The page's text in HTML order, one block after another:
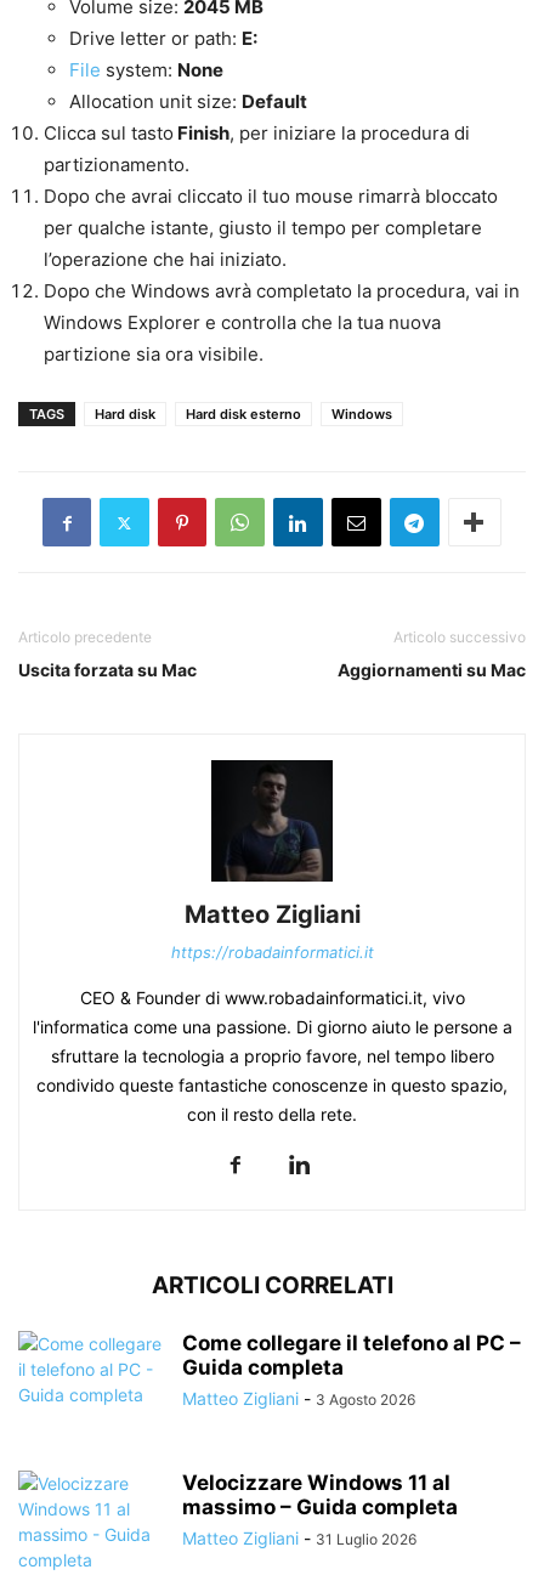
Volume size: 2045 MB
Drive letter or path: E:
File system: None
Allocation unit size: Default
Clicca sul tasto Finish, per iniziare la procedura di
partizionamento.
Dopo che avrai cliccato il tuo mouse rimarrà bloccato
per qualche istante, giusto il tempo per completare
l’operazione che hai iniziato.
Dopo che Windows avrà completato la procedura, vai in
Windows Explorer e controlla che la tua nuova
partizione sia ora visibile.
TAGS Hard disk Hard disk esterno Windows
Articolo precedente
Uscita forzata su Mac
Articolo successivo
Aggiornamenti su Mac
Matteo Zigliani
https://robadainformatici.it
CEO & Founder di www.robadainformatici.it, vivo
l'informatica come una passione. Di giorno aiuto le persone a
sfruttare la tecnologia a proprio favore, nel tempo libero
condivido queste fantastiche conoscenze in questo spazio,
con il resto della rete.
ARTICOLI CORRELATI
Come collegare il telefono al PC –
Guida completa
Matteo Zigliani - 3 Agosto 2026
Velocizzare Windows 11 al
massimo – Guida completa
Matteo Zigliani - 31 Luglio 2026